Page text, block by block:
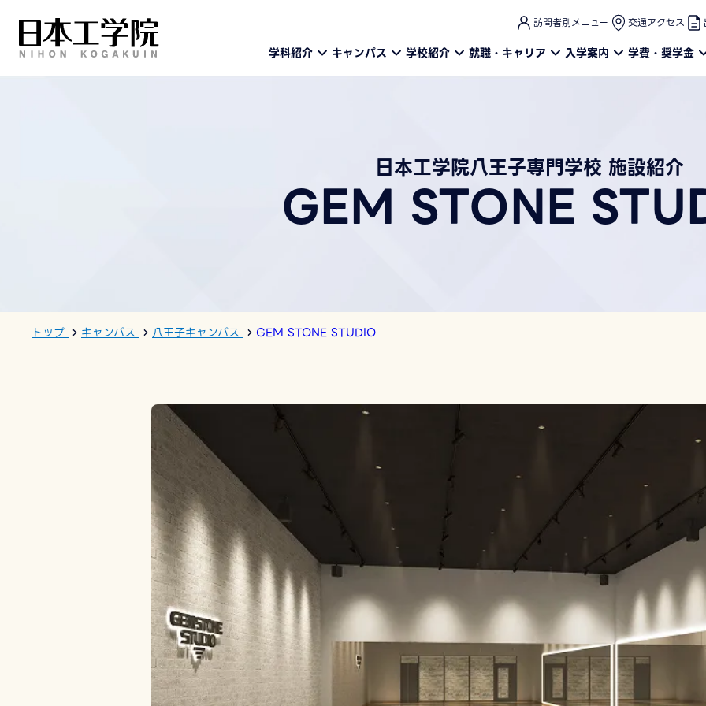
このページの本文へ
訪問者別メニュー 交通アクセス
学科紹介 キャンパス 学校紹介 就職・キャリア 入学案内 学費・奨学金
日本工学院八王子専門学校 施設紹介
GEM STONE
トップ キャンパス 八王子キャンパス GEM STONE STUDIO